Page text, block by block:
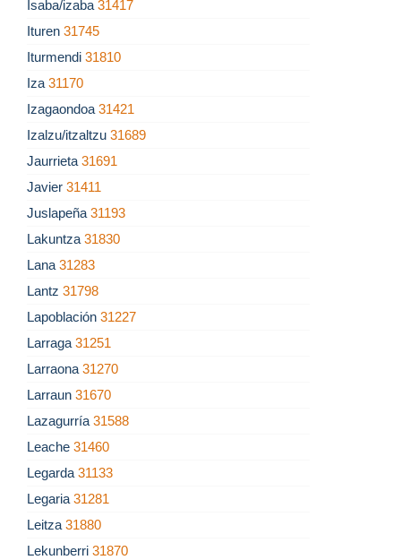
Isaba/izaba 31417
Ituren 31745
Iturmendi 31810
Iza 31170
Izagaondoa 31421
Izalzu/itzaltzu 31689
Jaurrieta 31691
Javier 31411
Juslapeña 31193
Lakuntza 31830
Lana 31283
Lantz 31798
Lapoblación 31227
Larraga 31251
Larraona 31270
Larraun 31670
Lazagurría 31588
Leache 31460
Legarda 31133
Legaria 31281
Leitza 31880
Lekunberri 31870